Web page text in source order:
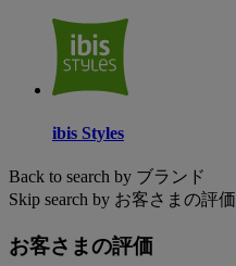
ibis Styles
Back to search by ブランド
Skip search by お客さまの評価
お客さまの評価